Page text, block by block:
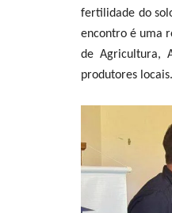
fertilidade do
encontro é uma
de Agricultura,
produtores locais.